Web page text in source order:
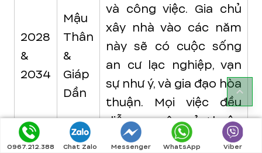
2028
&
2034
Mậu
Thân
&
Giáp
Dần
và công việc. Gia chủ
xây nhà vào các năm
này sẽ có cuộc sống
an cư lạc nghiệp, vạn
sự như ý, và gia đạo hòa
thuận. Mọi việc đều
diễn ra suôn sẻ, thuận
lợi, giúp gia chủ gặp
0967.212.388 Chat Zalo Messenger WhatsApp Viber